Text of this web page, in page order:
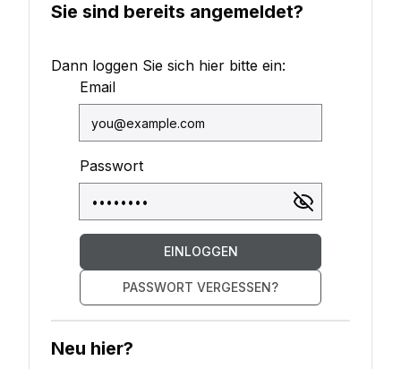
Sie sind bereits angemeldet?
Dann loggen Sie sich hier bitte ein:
Email
Passwort
EINLOGGEN
PASSWORT VERGESSEN?
Neu hier?